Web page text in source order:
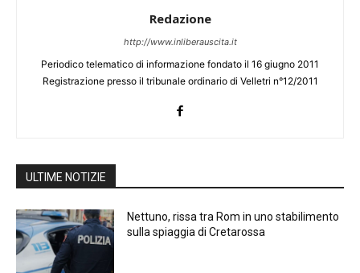
Redazione
http://www.inliberauscita.it
Periodico telematico di informazione fondato il 16 giugno 2011
Registrazione presso il tribunale ordinario di Velletri n°12/2011
ULTIME NOTIZIE
Nettuno, rissa tra Rom in uno stabilimento
sulla spiaggia di Cretarossa